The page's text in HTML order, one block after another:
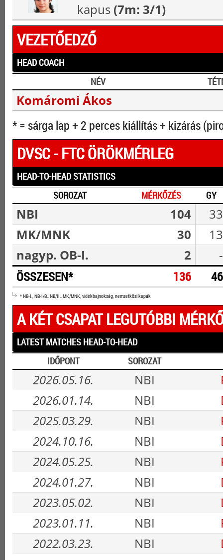
kapus (7m: 3/1)
VEZETŐEDZŐ
HEAD COACH
NÉV
Komáromi Ákos
* = sárga lap + 2 perces kiállítás + kizárás
DVSC - FTC ÖRÖKMÉRLEG
HEAD-TO-HEAD STATISTICS
SOROZAT
MÉRKŐZÉS GY
NBI 104
33
MK/MNK
30
13
nagyp. OB-I.
2 -
ÖSSZESEN* 136 46
* NB-I., NB-I/B., NB/II., MK/MNK, vidékbajnokság, nemzetközi kupák
A KÉT CSAPAT LEGUTÓBBI
LATEST MATCHES HEAD-TO-HEAD
IDŐPONT
SOROZAT
2026.05.16. NBI
2026.01.14.
NBI
2025.03.29.
NBI
2024.10.16.
NBI
2024.05.25.
NBI
2024.01.27.
NBI
2023.05.02.
NBI
2023.01.11.
NBI
2022.03.23.
NBI